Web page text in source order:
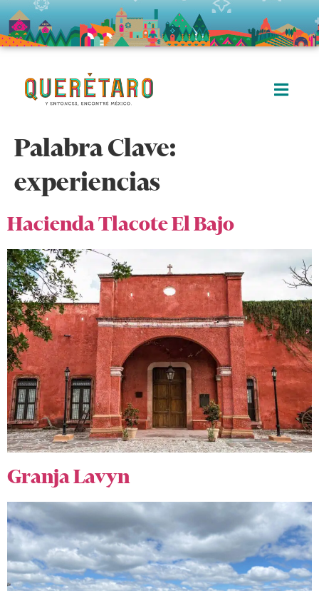
Palabra Clave:
experiencias
Hacienda Tlacote El Bajo
Granja Lavyn